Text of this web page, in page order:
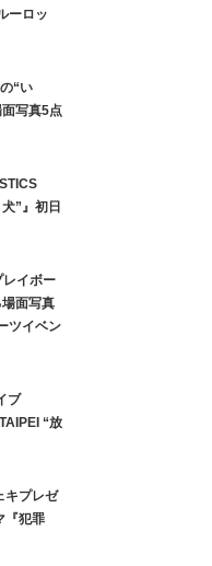
ーロッ
“い
写真5点
”』初日
イボー
面写真
ツイベン
ブ
“放
キプレゼ
『犯罪